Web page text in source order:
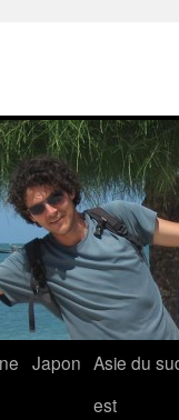
Japon Asie du
est